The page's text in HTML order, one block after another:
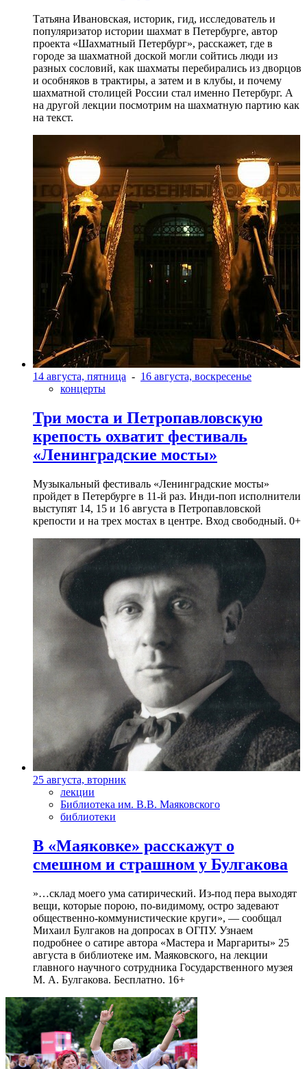
Татьяна Ивановская, историк, гид, исследователь и
популяризатор истории шахмат в Петербурге, автор
проекта «Шахматный Петербург», расскажет, где в
городе за шахматной доской могли сойтись люди из
разных сословий, как шахматы перебирались из дворцов
и особняков в трактиры, а затем и в клубы, и почему
шахматной столицей России стал именно Петербург. А
на другой лекции посмотрим на шахматную партию как
на текст.
14 августа, пятница - 16 августа, воскресенье
концерты
Три моста и Петропавловскую
крепость охватит фестиваль
«Ленинградские мосты»
Музыкальный фестиваль «Ленинградские мосты»
пройдет в Петербурге в 11-й раз. Инди-поп исполнители
выступят 14, 15 и 16 августа в Петропавловской
крепости и на трех мостах в центре. Вход свободный. 0+
25 августа, вторник
лекции
Библиотека им. В.В. Маяковского
библиотеки
В «Маяковке» расскажут о
смешном и страшном у Булгакова
»…склад моего ума сатирический. Из-под пера выходят
вещи, которые порою, по-видимому, остро задевают
общественно-коммунистические круги», — сообщал
Михаил Булгаков на допросах в ОГПУ. Узнаем
подробнее о сатире автора «Мастера и Маргариты» 25
августа в библиотеке им. Маяковского, на лекции
главного научного сотрудника Государственного музея
М. А. Булгакова. Бесплатно. 16+